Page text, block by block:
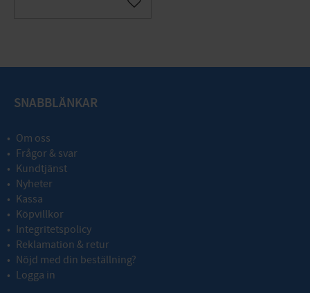
Lägg till i favoriter
SNABBLÄNKAR
Om oss
Frågor & svar
Kundtjänst
Nyheter
Kassa
Köpvillkor
Integritetspolicy
Reklamation & retur
Nöjd med din beställning?
Logga in